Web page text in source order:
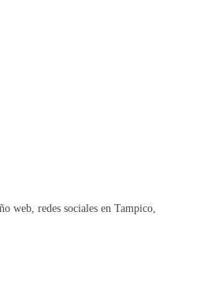
web, redes sociales en Tampico,